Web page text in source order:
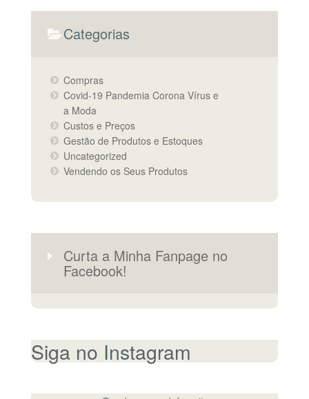
Categorias
Compras
Covid-19 Pandemia Corona Vírus e
a Moda
Custos e Preços
Gestão de Produtos e Estoques
Uncategorized
Vendendo os Seus Produtos
Curta a Minha Fanpage no
Facebook!
Siga no Instagram